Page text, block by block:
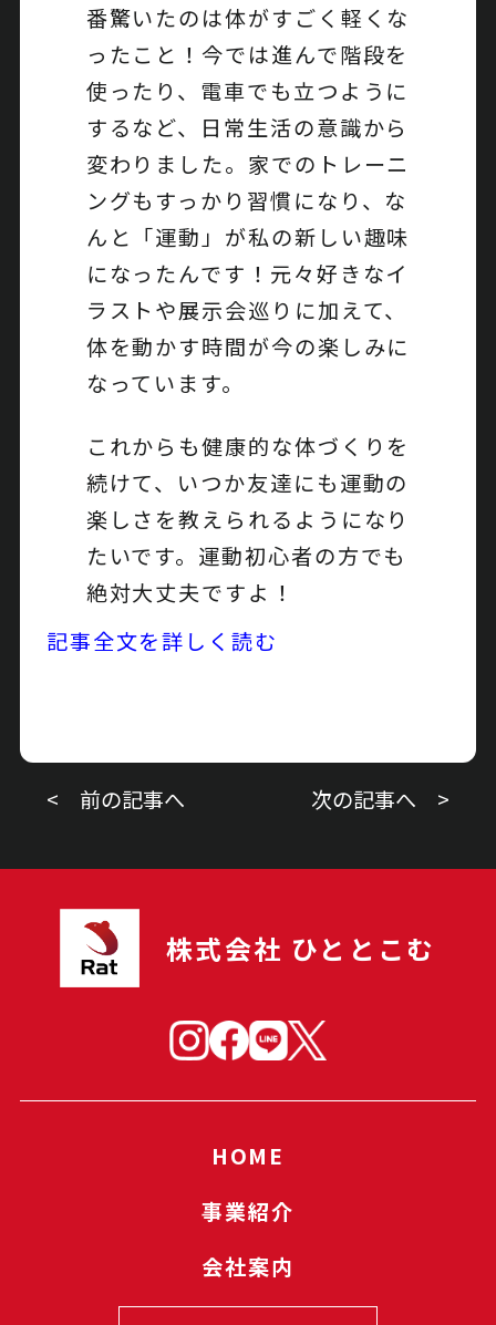
番驚いたのは体がすごく軽くな
ったこと！今では進んで階段を
使ったり、電車でも立つように
するなど、日常生活の意識から
変わりました。家でのトレーニ
ングもすっかり習慣になり、な
んと「運動」が私の新しい趣味
になったんです！元々好きなイ
ラストや展示会巡りに加えて、
体を動かす時間が今の楽しみに
なっています。
これからも健康的な体づくりを
続けて、いつか友達にも運動の
楽しさを教えられるようになり
たいです。運動初心者の方でも
絶対大丈夫ですよ！
記事全文を詳しく読む
< 前の記事へ 次の記事へ >
株式会社 ひととこむ
HOME
事業紹介
会社案内